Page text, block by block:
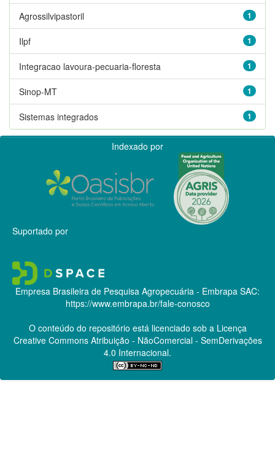
1
Agrossilvipastoril
1
Ilpf
1
Integracao lavoura-pecuaria-floresta
1
Sinop-MT
1
Sistemas integrados
Indexado por
Suportado por
Empresa Brasileira de Pesquisa Agropecuária - Embrapa SAC:
https://www.embrapa.br/fale-conosco
O conteúdo do repositório está licenciado sob a Licença
Creative CommonsAtribuição - NãoComercial - SemDerivações
4.0 Internacional.